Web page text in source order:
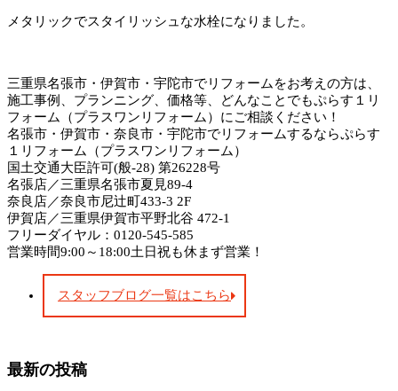
メタリックでスタイリッシュな水栓になりました。
三重県名張市・伊賀市・宇陀市でリフォームをお考えの方は、
施工事例、プランニング、価格等、どんなことでもぷらす１リ
フォーム（プラスワンリフォーム）にご相談ください！
名張市・伊賀市・奈良市・宇陀市でリフォームするならぷらす
１リフォーム（プラスワンリフォーム）
国土交通大臣許可(般-28) 第26228号
名張店／三重県名張市夏見89-4
奈良店／奈良市尼辻町433-3 2F
伊賀店／三重県伊賀市平野北谷 472-1
フリーダイヤル：0120-545-585
営業時間9:00～18:00土日祝も休まず営業！
スタッフブログ一覧はこちら
最新の投稿